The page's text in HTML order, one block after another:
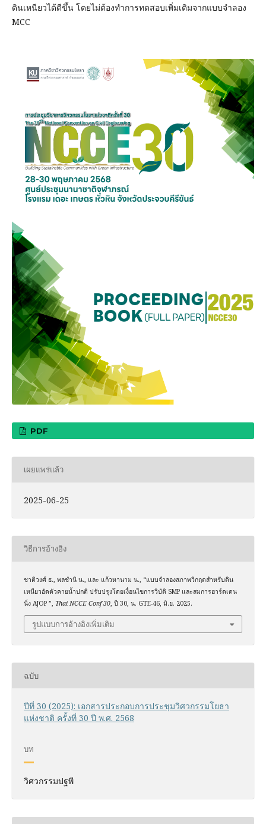
ดินเหนียวได้ดีขึ้น โดยไม่ต้องทำการทดสอบเพิ่มเติมจากแบบจำลอง
MCC
PDF
เผยแพร่แล้ว
2025-06-25
วิธีการอ้างอิง
ชาติวงศ์ ธ., พลชำนิ น., และ แก้วหานาม น., “แบบจำลองสภาพวิกฤตสำหรับดิน
เหนียวอัดตัวคายน้ำปกติ ปรับปรุงโดยเงื่อนไขการวิบัติ SMP และสมการฮาร์ดเดน
นิ่ง AJOP ”, Thai NCCE Conf 30, ปี 30, น. GTE-46, มิ.ย. 2025.
รูปแบบการอ้างอิงเพิ่มเติม
ฉบับ
ปีที่ 30 (2025): เอกสารประกอบการประชุมวิศวกรรมโยธา
แห่งชาติ ครั้งที่ 30 ปี พ.ศ. 2568
บท
วิศวกรรมปฐพี